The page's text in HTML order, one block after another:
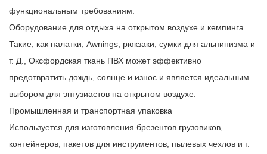
функциональным требованиям.
Оборудование для отдыха на открытом воздухе и кемпинга
Такие, как палатки, Awnings, рюкзаки, сумки для альпинизма и
т. Д., Оксфордская ткань ПВХ может эффективно
предотвратить дождь, солнце и износ и является идеальным
выбором для энтузиастов на открытом воздухе.
Промышленная и транспортная упаковка
Используется для изготовления брезентов грузовиков,
контейнеров, пакетов для инструментов, пылевых чехлов и т.